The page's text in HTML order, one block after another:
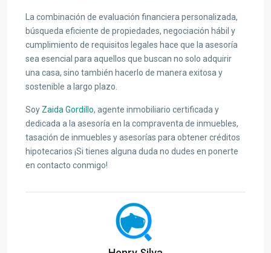
La combinación de evaluación financiera personalizada,
búsqueda eficiente de propiedades, negociación hábil y
cumplimiento de requisitos legales hace que la asesoría
sea esencial para aquellos que buscan no solo adquirir
una casa, sino también hacerlo de manera exitosa y
sostenible a largo plazo.
Soy Zaida Gordillo, agente inmobiliario certificada y
dedicada a la asesoría en la compraventa de inmuebles,
tasación de inmuebles y asesorías para obtener créditos
hipotecarios ¡Si tienes alguna duda no dudes en ponerte
en contacto conmigo!